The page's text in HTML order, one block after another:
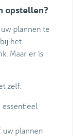
opstellen?
plannen te
het
Maar er is
zelf:
uw plannen